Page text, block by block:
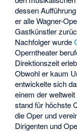
dessen
er alle Wagner-
Gastkünstler
Nachfolger wurde
Operntheater
Direktionszeit
Obwohl er kaum
entwickelte sich
einem der
stand für höchste
die Oper und
Dirigenten und